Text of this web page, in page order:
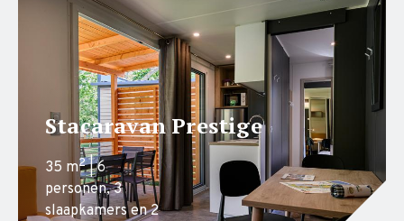
Stacaravan Prestige
35 m2| 6
personen, 3
slaapkamers en 2